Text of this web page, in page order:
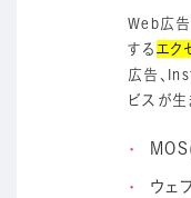
Web広告
するエク
広告、
ビスが
ウェ